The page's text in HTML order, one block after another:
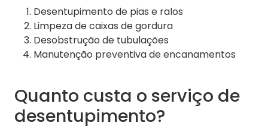
Desentupimento de pias e ralos
Limpeza de caixas de gordura
Desobstrução de tubulações
Manutenção preventiva de encanamentos
Quanto custa o serviço de
desentupimento?